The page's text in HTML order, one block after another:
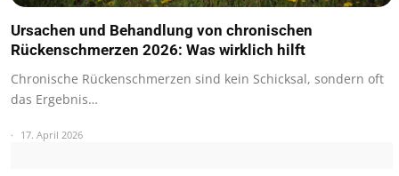
Ursachen und Behandlung von chronischen
Rückenschmerzen 2026: Was wirklich hilft
Chronische Rückenschmerzen sind kein Schicksal, sondern oft
das Ergebnis…
17. April 2026